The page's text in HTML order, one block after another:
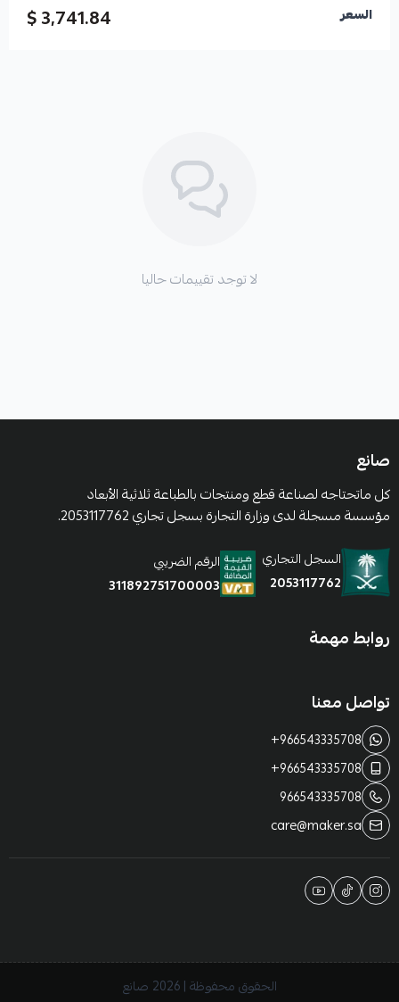
السعر 3,741.84 $
لا توجد تقييمات حاليا
صانع
كل ماتحتاجه لصناعة قطع ومنتجات بالطباعة ثلاثية الأبعاد
مؤسسة مسجلة لدى وزارة التجارة بسجل تجاري 2053117762.
السجل التجاري
2053117762
الرقم الضريبي
311892751700003
روابط مهمة
تواصل معنا
+966543335708
+966543335708
966543335708
care@maker.sa
الحقوق محفوظة | 2026 صانع